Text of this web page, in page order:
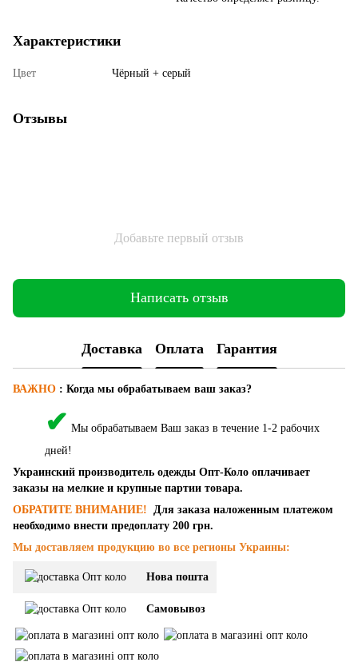
Характеристики
Цвет Чёрный + серый
Отзывы
Добавьте первый отзыв
Написать отзыв
Доставка Оплата Гарантия
ВАЖНО : Когда мы обрабатываем ваш заказ?
✔ Мы обрабатываем Ваш заказ в течение 1-2 рабочих
дней!
Украинский производитель одежды Опт-Коло оплачивает
заказы на мелкие и крупные партии товара.
ОБРАТИТЕ ВНИМАНИЕ!
Для заказа наложенным платежом
необходимо внести предоплату 200 грн.
Мы доставляем продукцию во все регионы Украины:
Нова пошта
Самовывоз